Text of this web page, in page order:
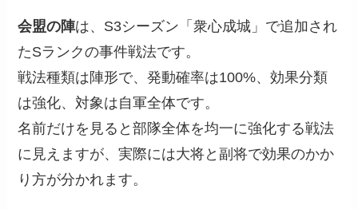
会盟の陣は、S3シーズン「衆心成城」で追加され
たSランクの事件戦法です。
戦法種類は陣形で、発動確率は100%、効果分類
は強化、対象は自軍全体です。
名前だけを見ると部隊全体を均一に強化する戦法
に見えますが、実際には大将と副将で効果のかか
り方が分かれます。